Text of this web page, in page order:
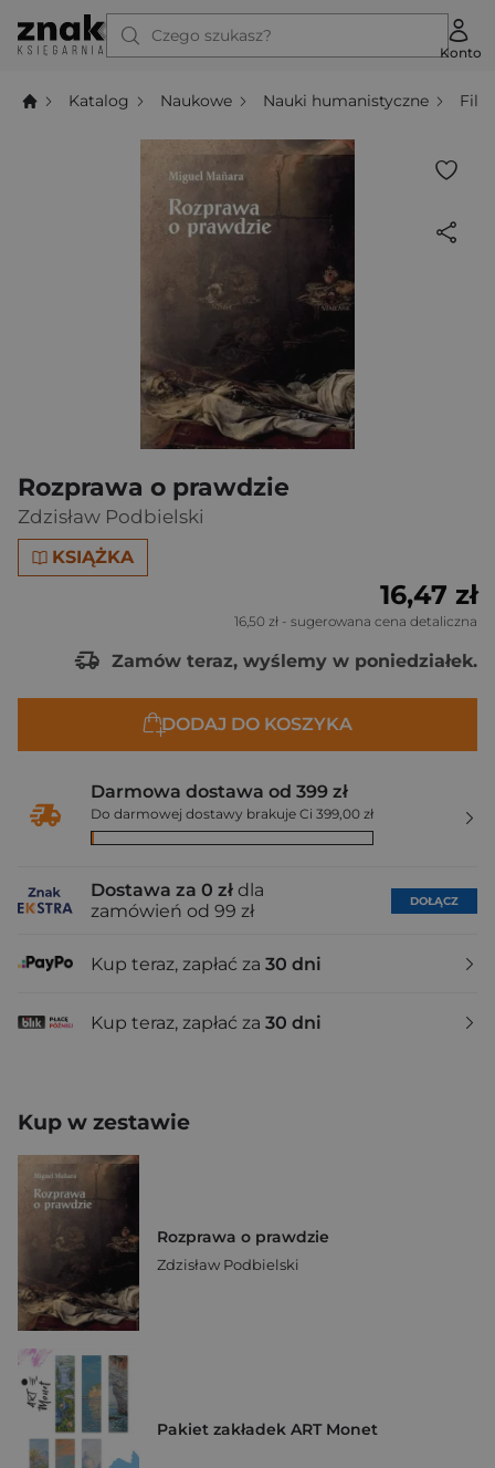
Czego szukasz?
Konto
Katalog Naukowe Nauki humanistyczne
Rozprawa o prawdzie
Zdzisław Podbielski
KSIĄŻKA
16,47 zł
16,50 zł - sugerowana cena detaliczna
Zamów teraz, wyślemy w poniedziałek.
DODAJ DO KOSZYKA
Darmowa dostawa od 399 zł
Do darmowej dostawy brakuje Ci 399,00 zł
Dostawa za 0 zł dla
zamówień od 99 zł
DOŁĄCZ
Kup teraz, zapłać za 30 dni
Kup teraz, zapłać za 30 dni
Kup w zestawie
Rozprawa o prawdzie
Zdzisław Podbielski
Pakiet zakładek ART Monet